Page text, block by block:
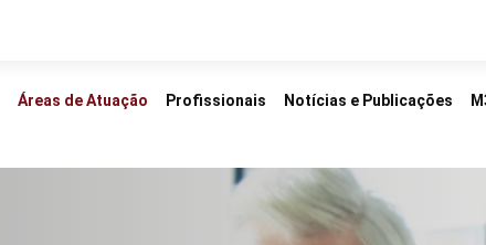
Áreas de Atuação Profissionais Notícias e Publicações